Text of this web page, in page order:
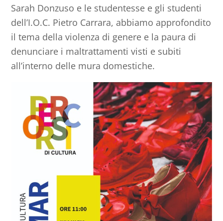
Sarah Donzuso e le studentesse e gli studenti
dell’I.O.C. Pietro Carrara, abbiamo approfondito
il tema della violenza di genere e la paura di
denunciare i maltrattamenti visti e subiti
all’interno delle mura domestiche.